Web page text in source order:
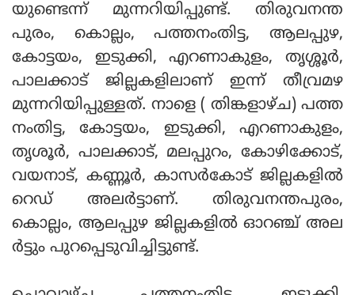
യുണ്ടെന്ന് മുന്നറിയിപ്പുണ്ട്. തിരുവനന്ത
പുരം, കൊല്ലം, പത്തനംതിട്ട, ആലപ്പുഴ,
കോട്ടയം, ഇടുക്കി, എറണാകുളം, തൃശ്ശൂര്‍,
പാലക്കാട് ജില്ലകളിലാണ് ഇന്ന് തീവ്രമഴ
മുന്നറിയിപ്പുള്ളത്. നാളെ ( തിങ്കളാഴ്ച) പത്ത
നംതിട്ട, കോട്ടയം, ഇടുക്കി, എറണാകുളം,
തൃശൂര്‍, പാലക്കാട്, മലപ്പുറം, കോഴിക്കോട്,
വയനാട്, കണ്ണൂര്‍, കാസര്‍കോട് ജില്ലകളില്‍
റെഡ് അലര്‍ട്ടാണ്. തിരുവനന്തപുരം,
കൊല്ലം, ആലപ്പുഴ ജില്ലകളില്‍ ഓറഞ്ച് അല
ര്‍ട്ടും പുറപ്പെടുവിച്ചിട്ടുണ്ട്.